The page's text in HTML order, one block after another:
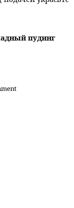
пудинг
И ДЕСЕРТОВ –
ПРАВИЛЬНО